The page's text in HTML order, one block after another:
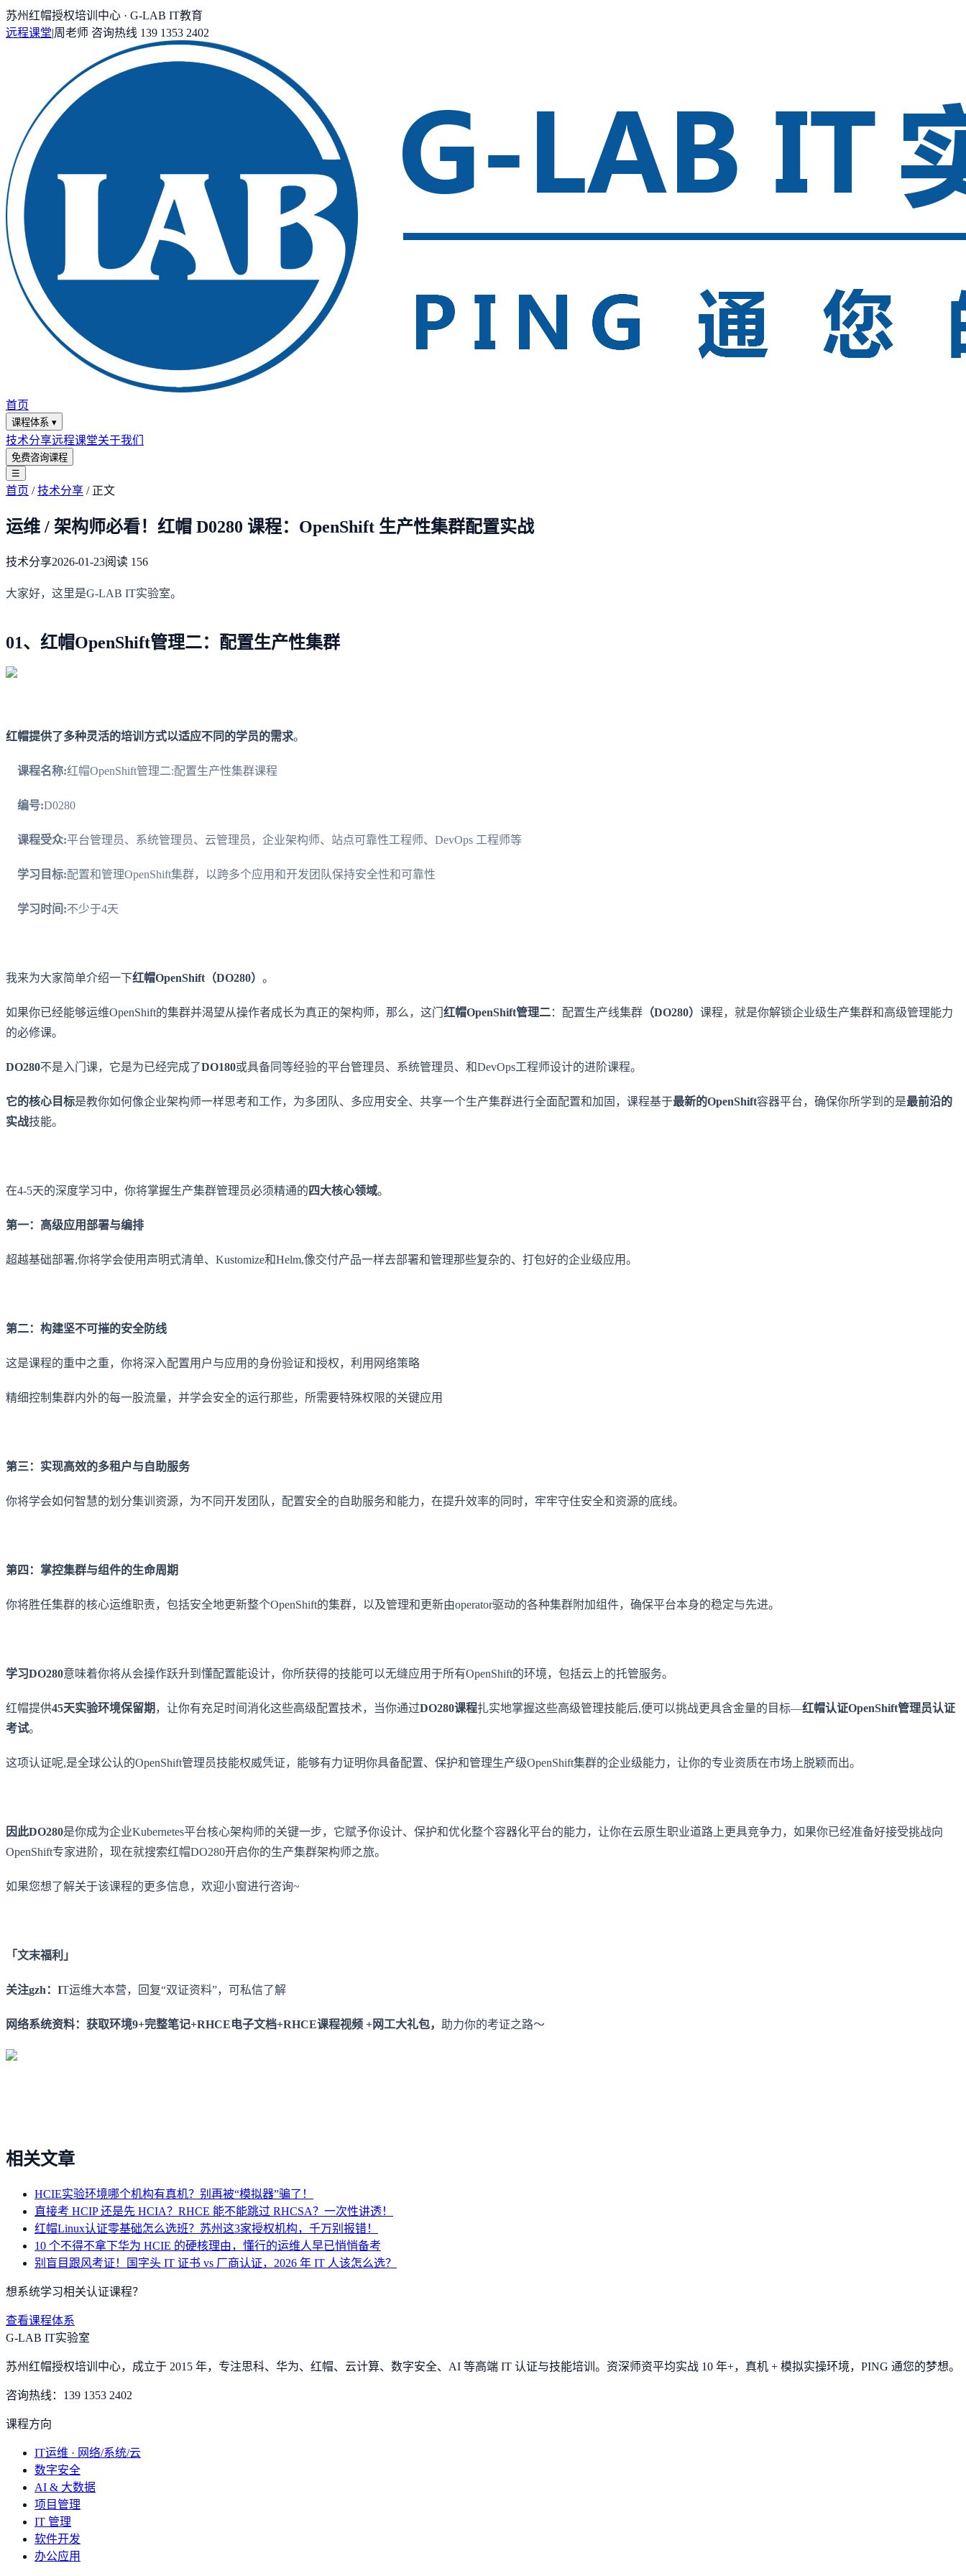
苏州红帽授权培训中心 · G-LAB IT教育
远程课堂|周老师 咨询热线 139 1353 2402
首页
课程体系 ▾
技术分享远程课堂关于我们
免费咨询课程
☰
首页 /技术分享 / 正文
运维 / 架构师必看！红帽 D0280 课程：OpenShift 生产性集群配置实战
技术分享2026-01-23阅读 156
大家好，这里是G-LAB IT实验室。
01、红帽OpenShift管理二：配置生产性集群
红帽提供了多种灵活的培训方式以适应不同的学员的需求。
课程名称:红帽OpenShift管理二:配置生产性集群课程
编号:D0280
课程受众:平台管理员、系统管理员、云管理员，企业架构师、站点可靠性工程师、DevOps 工程师等
学习目标:配置和管理OpenShift集群，以跨多个应用和开发团队保持安全性和可靠性
学习时间:不少于4天
我来为大家简单介绍一下红帽OpenShift（DO280） 。
如果你已经能够运维OpenShift的集群并渴望从操作者成长为真正的架构师，那么，这门 红帽OpenShift管理二：配置生产线集群 （DO280） 课程，就是你解锁企业级生产集群和高级管理能力
的必修课。
DO280不是入门课，它是为已经完成了DO180或具备同等经验的平台管理员、系统管理员、和DevOps工程师设计的进阶课程。
它的核心目标是教你如何像企业架构师一样思考和工作，为多团队、多应用安全、共享一个生产集群进行全面配置和加固，课程基于最新的OpenShift容器平台，确保你所学到的是最前沿的
实战技能。
在4-5天的深度学习中，你将掌握生产集群管理员必须精通的 四大核心领域。
第一：高级应用部署与编排
超越基础部署,你将学会使用声明式清单、Kustomize和Helm,像交付产品一样去部署和管理那些复杂的、打包好的企业级应用。
第二：构建坚不可摧的安全防线
这是课程的重中之重，你将深入配置用户与应用的身份验证和授权，利用网络策略
精细控制集群内外的每一股流量，并学会安全的运行那些，所需要特殊权限的关键应用
第三：实现高效的多租户与自助服务
你将学会如何智慧的划分集训资源，为不同开发团队，配置安全的自助服务和能力，在提升效率的同时，牢牢守住安全和资源的底线。
第四：掌控集群与组件的生命周期
你将胜任集群的核心运维职责，包括安全地更新整个OpenShift的集群，以及管理和更新由operator驱动的各种集群附加组件，确保平台本身的稳定与先进。
学习DO280意味着你将从会操作跃升到懂配置能设计，你所获得的技能可以无缝应用于所有OpenShift的环境，包括云上的托管服务。
红帽提供45天实验环境保留期 ，让你有充足时间消化这些高级配置技术，当你通过DO280课程扎实地掌握这些高级管理技能后,便可以挑战更具含金量的目标—红帽认证OpenShift管理员认证
考试。
这项认证呢,是全球公认的OpenShift管理员技能权威凭证，能够有力证明你具备配置、保护和管理生产级OpenShift集群的企业级能力，让你的专业资质在市场上脱颖而出。
因此DO280是你成为企业Kubernetes平台核心架构师的关键一步，它赋予你设计、保护和优化整个容器化平台的能力，让你在云原生职业道路上更具竞争力，如果你已经准备好接受挑战向
OpenShift专家进阶，现在就搜索红帽DO280开启你的生产集群架构师之旅。
如果您想了解关于该课程的更多信息，欢迎小窗进行咨询~
「文末福利」
关注gzh：IT运维大本营，回复“双证资料”，可私信了解
网络系统资料：获取环境9+完整笔记+RHCE电子文档+RHCE课程视频 +网工大礼包， 助力你的考证之路～
相关文章
HCIE实验环境哪个机构有真机？别再被“模拟器”骗了！
直接考 HCIP 还是先 HCIA？RHCE 能不能跳过 RHCSA？一次性讲透！
红帽Linux认证零基础怎么选班？苏州这3家授权机构，千万别报错！
10 个不得不拿下华为 HCIE 的硬核理由，懂行的运维人早已悄悄备考
别盲目跟风考证！国字头 IT 证书 vs 厂商认证，2026 年 IT 人该怎么选？
想系统学习相关认证课程？
查看课程体系
G-LAB IT实验室
苏州红帽授权培训中心，成立于 2015 年，专注思科、华为、红帽、云计算、数字安全、AI 等高端 IT 认证与技能培训。资深师资平均实战 10 年+，真机 + 模拟实操环境， PING 通您的梦想。
咨询热线： 139 1353 2402
课程方向
IT运维 · 网络/系统/云
数字安全
AI & 大数据
项目管理
IT 管理
软件开发
办公应用